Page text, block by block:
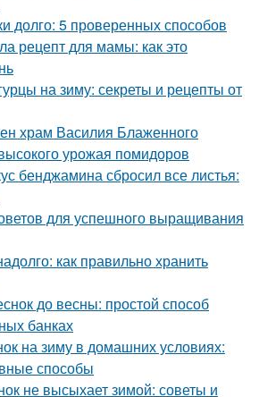
долго: 5 проверенных способов
рецепт для мамы: как это
на зиму: секреты и рецепты от
храм Василия Блаженного
урожая помидоров
бенджамина сбросил все листья:
для успешного выращивания
как правильно хранить
до весны: простой способ
банках
на зиму в домашних условиях:
способы
не высыхает зимой: советы и